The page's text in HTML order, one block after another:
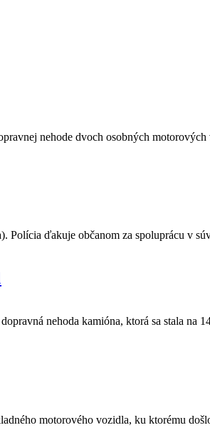
nehode dvoch osobných
ďakuje občanom za spoluprácu v
nehoda kamióna, ktorá sa stala
motorového vozidla, ku ktorému